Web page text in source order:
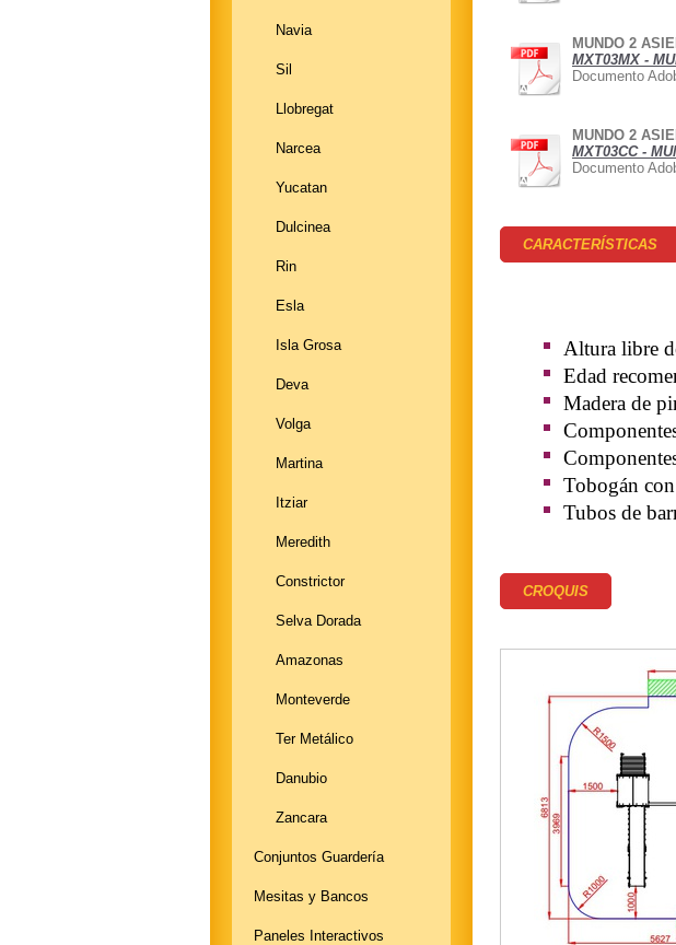
MUNDO 2
MXT03MX -
Documento
MUNDO 2
MXT03CC -
Documento
CARACTERÍSTICAS
Altura libre
Edad
Madera de
Tobogán
Tubos de
CROQUIS
Navia
Sil
Llobregat
Narcea
Yucatan
Dulcinea
Rin
Esla
Isla Grosa
Deva
Volga
Martina
Itziar
Meredith
Constrictor
Selva Dorada
Amazonas
Monteverde
Ter Metálico
Danubio
Zancara
Conjuntos Guardería
Mesitas y Bancos
Paneles Interactivos